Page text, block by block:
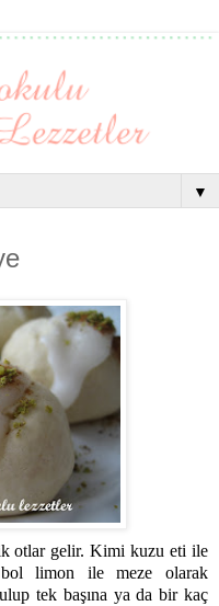
▼
otlar gelir. Kimi kuzu eti ile
limon ile meze olarak
tek başına ya da bir kaç